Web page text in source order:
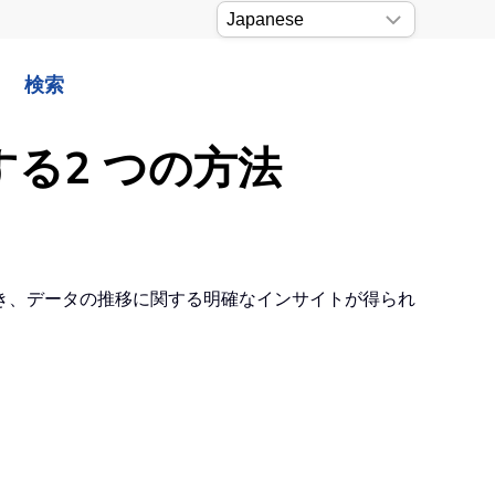
検索
る2 つの方法
データの推移に関する明確なインサイトが得られ